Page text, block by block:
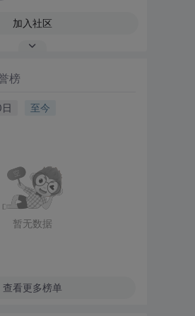
加入社区
榜
至今
暂无数据
查看更多榜单